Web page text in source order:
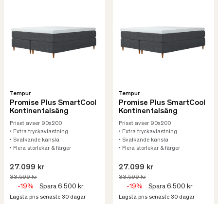
Tempur
Promise Plus SmartCool
Kontinentalsäng
Priset avser 90x200
• Extra tryckavlastning
• Svalkande känsla
• Flera storlekar & färger
27.099 kr
33.599 kr
-19% Spara 6.500 kr
Lägsta pris senaste 30 dagar
Tempur
Promise Plus SmartCool
Kontinentalsäng
Priset avser 90x200
• Extra tryckavlastning
• Svalkande känsla
• Flera storlekar & färger
27.099 kr
33.599 kr
-19% Spara 6.500 kr
Lägsta pris senaste 30 dagar